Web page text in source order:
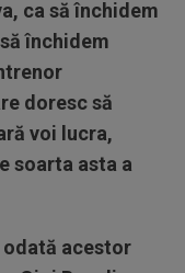
ca să închidem
închidem
doresc să
voi lucra,
soarta asta a
odată acestor